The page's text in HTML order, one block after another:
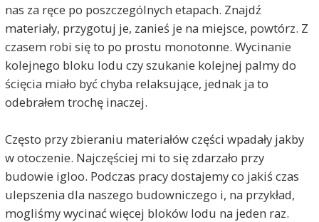
nas za ręce po poszczególnych etapach. Znajdź
materiały, przygotuj je, zanieś je na miejsce, powtórz. Z
czasem robi się to po prostu monotonne. Wycinanie
kolejnego bloku lodu czy szukanie kolejnej palmy do
ścięcia miało być chyba relaksujące, jednak ja to
odebrałem trochę inaczej.
Często przy zbieraniu materiałów części wpadały jakby
w otoczenie. Najczęściej mi to się zdarzało przy
budowie igloo. Podczas pracy dostajemy co jakiś czas
ulepszenia dla naszego budowniczego i, na przykład,
mogliśmy wycinać więcej bloków lodu na jeden raz.